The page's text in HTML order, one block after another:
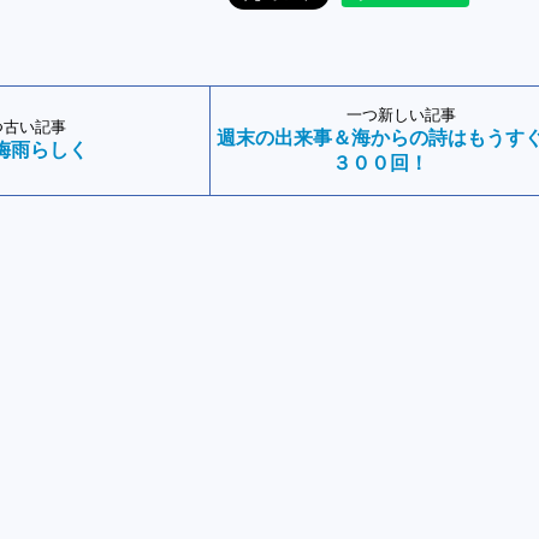
い記事
雨らしく
一つ新しい記事
週末の出来事＆海からの詩はもうす
３００回！